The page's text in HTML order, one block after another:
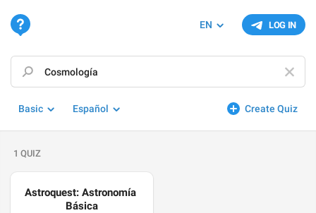
LOG IN
EN
Create Quiz
Basic Español
1 QUIZ
Astroquest: Astronomía
Básica